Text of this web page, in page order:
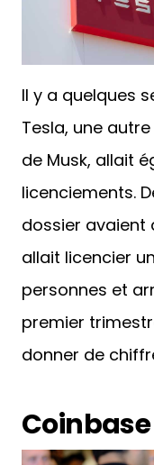
Il y a quelques
Tesla, une
de Musk, allait
licenciements.
dossier avaient
allait licencier
personnes et
premier
donner de
Coinbase